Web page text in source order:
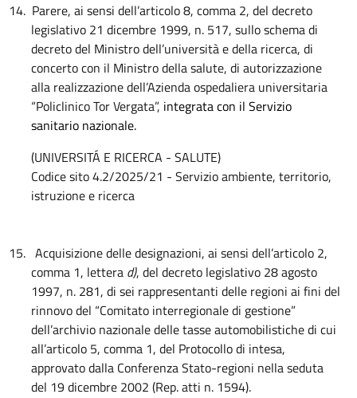
14. Parere, ai sensi dell’articolo 8, comma 2, del decreto
legislativo 21 dicembre 1999, n. 517, sullo schema di
decreto del Ministro dell’università e della ricerca, di
concerto con il Ministro della salute, di autorizzazione
alla realizzazione dell’Azienda ospedaliera universitaria
“Policlinico Tor Vergata”, integrata con il Servizio
sanitario nazionale.
(UNIVERSITÁ E RICERCA - SALUTE)
Codice sito 4.2/2025/21 - Servizio ambiente, territorio,
istruzione e ricerca
15. Acquisizione delledesignazioni, ai sensi dell’articolo 2,
comma 1, lettera d), del decreto legislativo 28 agosto
1997, n. 281, di sei rappresentanti delle regioni ai fini del
rinnovo del “Comitato interregionale di gestione”
dell’archivio nazionale delle tasse automobilistiche di cui
all’articolo 5, comma 1, del Protocollo di intesa,
approvato dalla Conferenza Stato-regioni nella seduta
del 19 dicembre 2002 (Rep. atti n. 1594).